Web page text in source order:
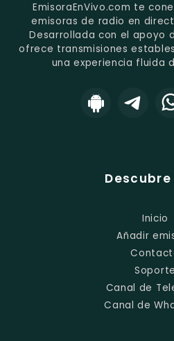
EmisoraEnVivo.com te
emisoras de radio en
Desarrollada con el apoyo
ofrece transmisiones
una experiencia fluida
Inicio
Añadir
Soporte
Canal de
Canal de